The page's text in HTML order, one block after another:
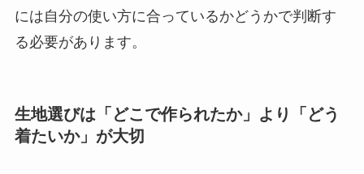
には自分の使い方に合っているかどうかで判断す
る必要があります。
生地選びは「どこで作られたか」より「どう
着たいか」が大切